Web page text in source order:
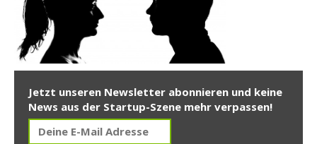
Jetzt unseren Newsletter abonnieren und keine
News aus der Startup-Szene mehr verpassen!